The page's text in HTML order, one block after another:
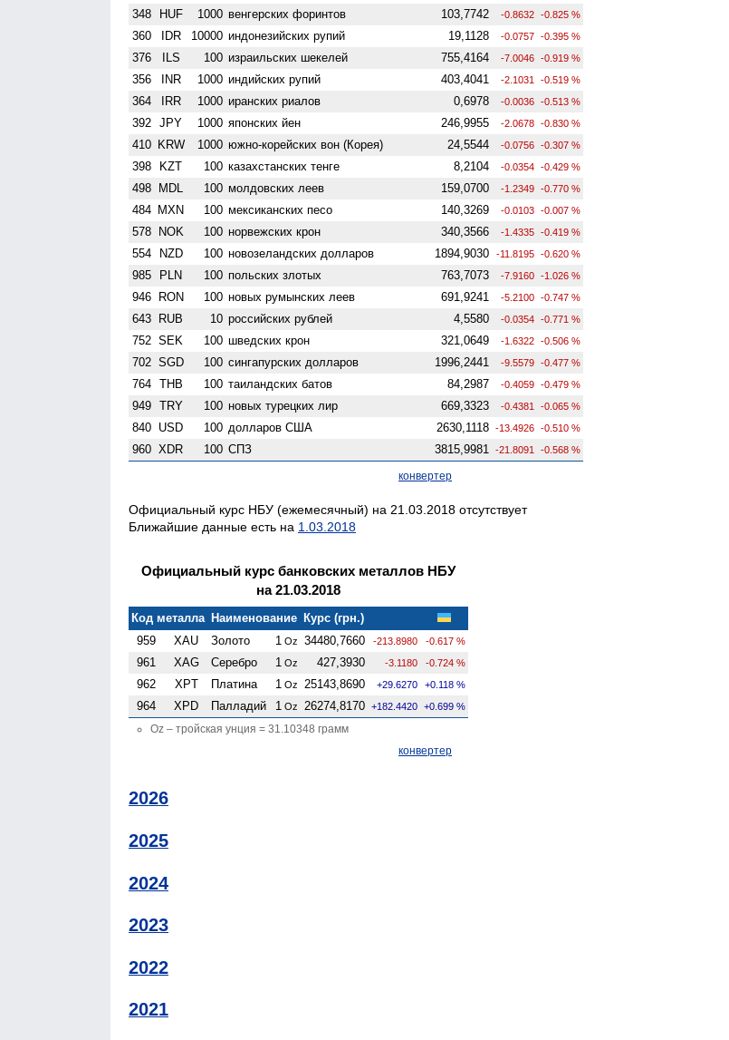
348 HUF 1000 венгерских форинтов 103,7742 -0.8632 -0.825 %
360 IDR 10000 индонезийских рупий 19,1128 -0.0757 -0.395 %
376 ILS 100 израильских шекелей 755,4164 -7.0046 -0.919 %
356 INR 1000 индийских рупий 403,4041 -2.1031 -0.519 %
364 IRR 1000 иранских риалов 0,6978 -0.0036 -0.513 %
392 JPY 1000 японских йен 246,9955 -2.0678 -0.830 %
410 KRW 1000 южно-корейских вон (Корея) 24,5544 -0.0756 -0.307 %
398 KZT 100 казахстанских тенге 8,2104 -0.0354 -0.429 %
498 MDL 100 молдовских леев 159,0700 -1.2349 -0.770 %
484 MXN 100 мексиканских песо 140,3269 -0.0103 -0.007 %
578 NOK 100 норвежских крон 340,3566 -1.4335 -0.419 %
554 NZD 100 ново­зеландских долларов 1894,9030 -11.8195 -0.620 %
985 PLN 100 польских злотых 763,7073 -7.9160 -1.026 %
946 RON 100 новых румынских леев 691,9241 -5.2100 -0.747 %
643 RUB 10 российских рублей 4,5580 -0.0354 -0.771 %
752 SEK 100 шведских крон 321,0649 -1.6322 -0.506 %
702 SGD 100 сингапурских долларов 1996,2441 -9.5579 -0.477 %
764 THB 100 таиландских батов 84,2987 -0.4059 -0.479 %
949 TRY 100 новых турецких лир 669,3323 -0.4381 -0.065 %
840 USD 100 долларов США 2630,1118 -13.4926 -0.510 %
960 XDR 100 СПЗ 3815,9981 -21.8091 -0.568 %
конвертер
Официальный курс НБУ (ежемесячный) на 21.03.2018 отсутствует
Ближайшие данные есть на 1.03.2018
Официальный курс банковских металлов НБУ
на 21.03.2018
Код металла Наименование Курс (грн.)
959
XAU Золото 1 Oz 34480,7660 -213.8980 -0.617 %
961 XAG Серебро 1 Oz 427,3930 -3.1180 -0.724 %
962 XPT Платина 1 Oz 25143,8690 +29.6270 +0.118 %
964 XPD Палладий 1 Oz 26274,8170 +182.4420 +0.699 %
Oz – тройская унция = 31.10348 грамм
конвертер
2026
2025
2024
2023
2022
2021